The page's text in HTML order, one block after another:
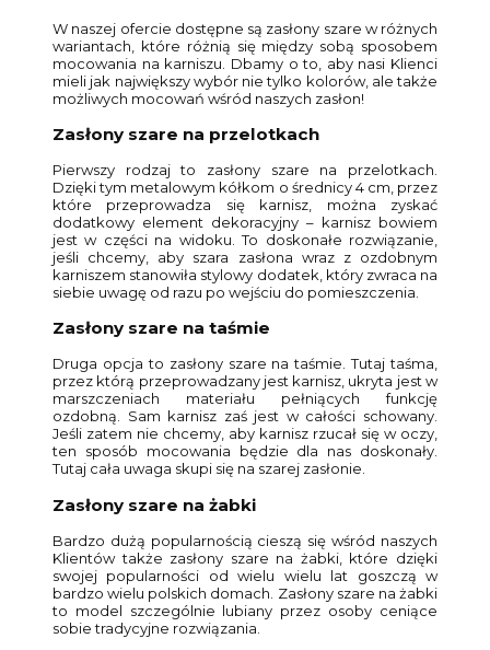
W naszej ofercie dostępne są zasłony szare w różnych
wariantach, które różnią się między sobą sposobem
mocowania na karniszu. Dbamy o to, aby nasi Klienci
mieli jak największy wybór nie tylko kolorów, ale także
możliwych mocowań wśród naszych zasłon!
Zasłony szare na przelotkach
Pierwszy rodzaj to zasłony szare na przelotkach.
Dzięki tym metalowym kółkom o średnicy 4 cm, przez
które przeprowadza się karnisz, można zyskać
dodatkowy element dekoracyjny – karnisz bowiem
jest w części na widoku. To doskonałe rozwiązanie,
jeśli chcemy, aby szara zasłona wraz z ozdobnym
karniszem stanowiła stylowy dodatek, który zwraca na
siebie uwagę od razu po wejściu do pomieszczenia.
Zasłony szare na taśmie
Druga opcja to zasłony szare na taśmie. Tutaj taśma,
przez którą przeprowadzany jest karnisz, ukryta jest w
marszczeniach materiału pełniących funkcję
ozdobną. Sam karnisz zaś jest w całości schowany.
Jeśli zatem nie chcemy, aby karnisz rzucał się w oczy,
ten sposób mocowania będzie dla nas doskonały.
Tutaj cała uwaga skupi się na szarej zasłonie.
Zasłony szare na żabki
Bardzo dużą popularnością cieszą się wśród naszych
Klientów także zasłony szare na żabki, które dzięki
swojej popularności od wielu wielu lat goszczą w
bardzo wielu polskich domach. Zasłony szare na żabki
to model szczególnie lubiany przez osoby ceniące
sobie tradycyjne rozwiązania.